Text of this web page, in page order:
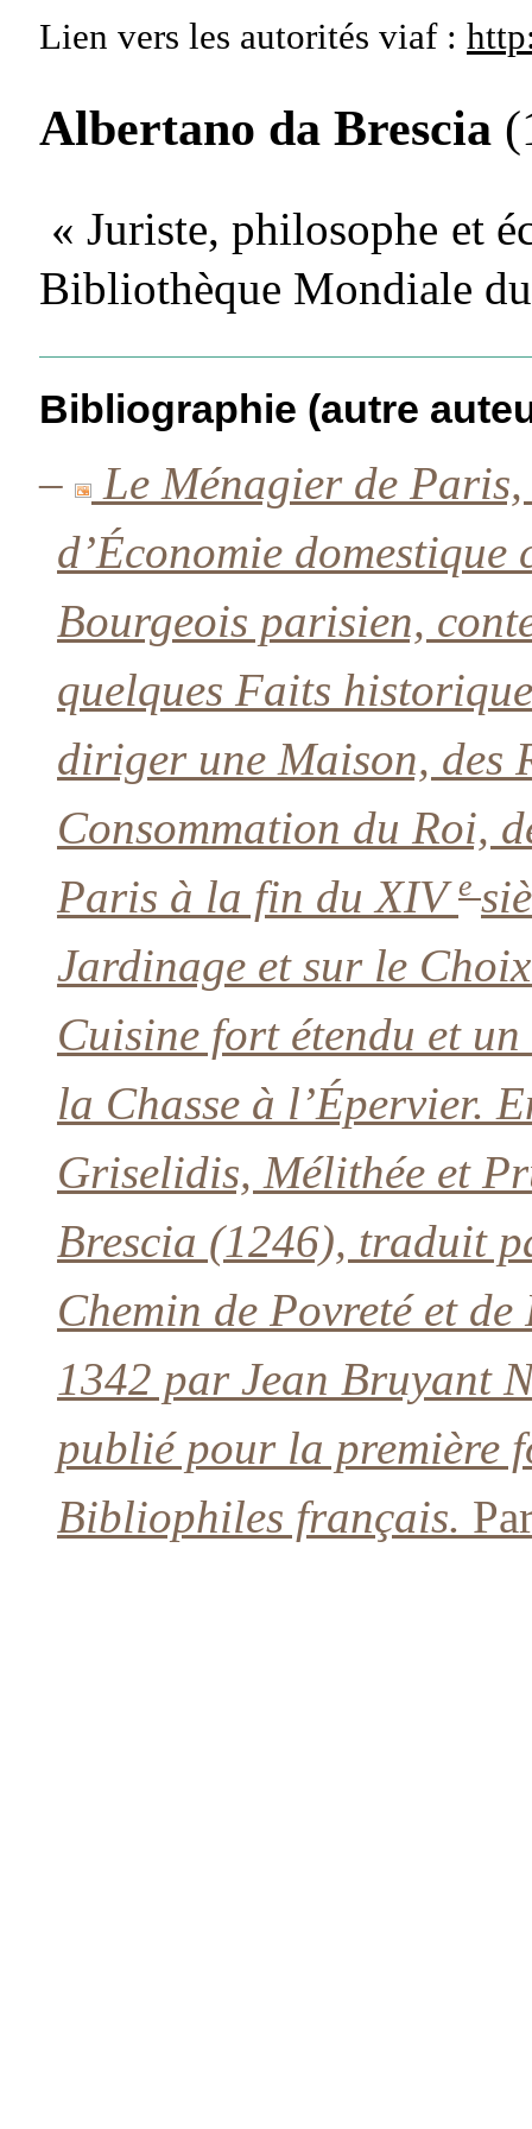
Lien vers les autorités viaf :
Albertano da Brescia
« Juriste, philosophe et
Bibliothèque Mondiale
Bibliographie (autre
–
Le Ménagier de
d’Économie
Bourgeois parisien,
quelques Faits
diriger une Maison, des
Consommation du Roi,
Paris à la fin du XIVe
Jardinage et sur le
Cuisine fort étendu et
la Chasse à l’Épervier.
Griselidis, Mélithée et
Brescia (1246), traduit
Chemin de Povreté et de
1342 par Jean Bruyant
publié pour la première
Bibliophiles français.